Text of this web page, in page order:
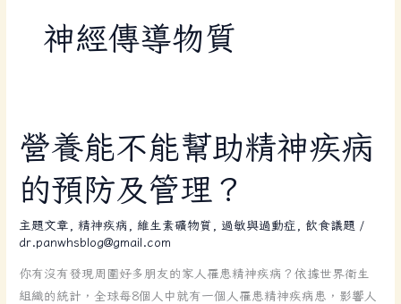
神經傳導物質
營養能不能幫助精神疾病
的預防及管理？
主題文章 ,精神疾病 維生素礦物質 過敏與過動症 ,飲食議題 /
dr.panwhsblog@gmail.com
你有沒有發現周圍好多朋友的家人罹患精神疾病？依據世界衛生
組織的統計，全球每8個人中就有一個人罹患精神疾病患，影響人
營
養
能
不
能
幫
助
精